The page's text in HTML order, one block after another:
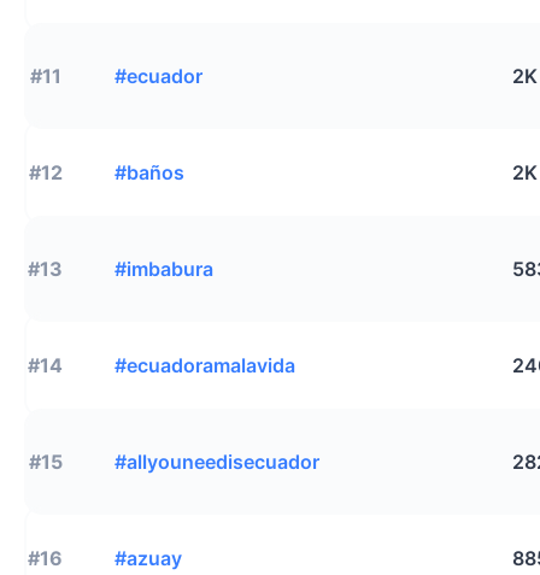
#11 #ecuador 2K
#12 #baños 2K
#13 #imbabura
#14 #ecuadoramalavida
#15 #allyouneedisecuador
#16 #azuay